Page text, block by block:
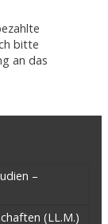
bitte
an das
–
(LL.M.)